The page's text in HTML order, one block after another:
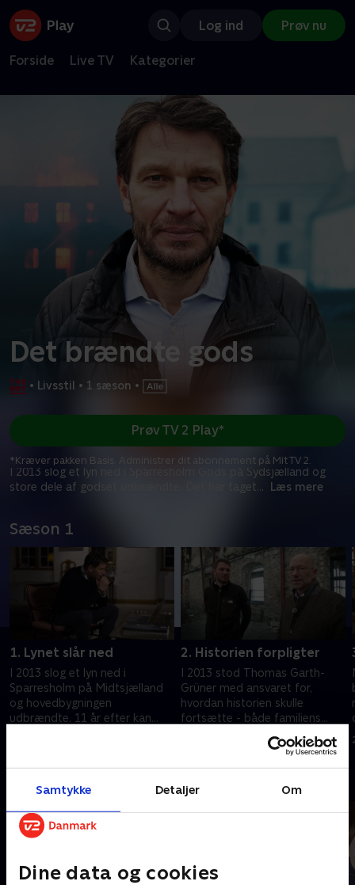
Samtykke Detaljer Om
Dine data og cookies
Log ind Prøv nu
Forside Live TV Kategorier
Det brændte gods
• Livsstil • 1 sæson •
I 2013 slog et lyn ned i Sparresholm Gods på Sydsjælland og
store dele af godset udbrændte. Det har taget... Læs mere
Prøv TV 2 Play*
*Kræver pakken Basis. Administrer dit abonnement på Mit TV 2.
Sæson 1
1. Lynet slår ned
I 2013 slog et lyn ned i
Sparresholm på Midtsjælland
og hovedbygningen
udbrændte. 11 år efter kan
2. Historien forpligter
I 2013 stod Thomas Garth-
Grüner med ansvaret for,
hvordan historien skulle
fortsætte - både familiens
fredet gammelt dansk gods
13. februar 2025 • 11 min